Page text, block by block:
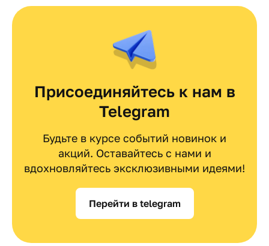
Присоединяйтесь к нам в
Telegram
Будьте в курсе событий новинок и
акций. Оставайтесь с нами и
вдохновляйтесь эксклюзивными идеями!
Перейти в telegram